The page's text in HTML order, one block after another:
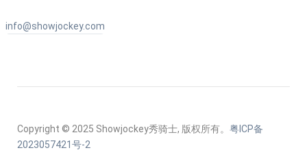
info@showjockey.com
Copyright © 2025 Showjockey秀骑士, 版权所有。 粤ICP备
2023057421号-2